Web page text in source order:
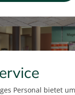
Personal bietet